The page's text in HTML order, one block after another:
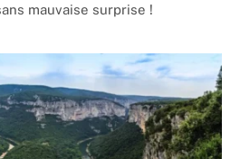
mauvaise surprise !